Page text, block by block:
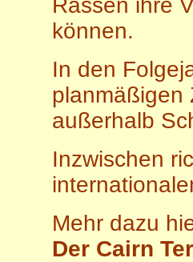
Rassen ihre
können.
In den
planmäßigen
außerhalb
Inzwischen
Mehr dazu
Der Cairn